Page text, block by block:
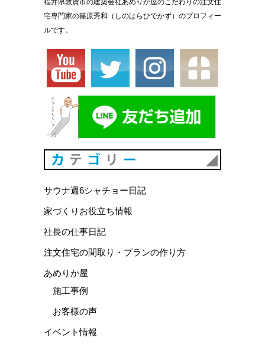
福井県敦賀市の建築会社あめりか屋のこだわりの注文住
宅専門家の篠原秀和（しのはらひでかず）のプロフィー
ルです。
サウナ週6シャチョー日記
家づくりお役立ち情報
社長の仕事日記
注文住宅の間取り・プランの作り方
あめりか屋
施工事例
お客様の声
イベント情報